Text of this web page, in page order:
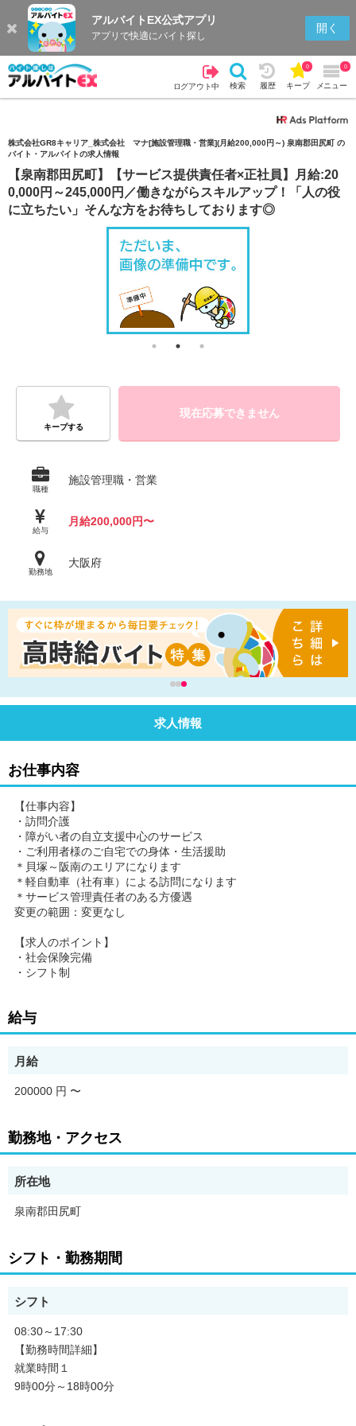
アルバイトEX公式アプリ
アプリで快適にバイト探し
開く
ログアウト中 検索 履歴 キープ
0
メニュー
0
検索 履歴
株式会社GR8キャリア_株式会社 マナ[施設管理職・営業](月給200,000円～) 泉南郡田尻町 の
バイト・アルバイトの求人情報
【泉南郡田尻町】【サービス提供責任者×正社員】月給:20
0,000円～245,000円／働きながらスキルアップ！「人の役
に立ちたい」そんな方をお待ちしております◎
キープする
現在応募できません
職種
施設管理職・営業
給与
月給200,000円〜
勤務地
大阪府
求人情報
お仕事内容
【仕事内容】
・訪問介護
・障がい者の自立支援中心のサービス
・ご利用者様のご自宅での身体・生活援助
＊貝塚～阪南のエリアになります
＊軽自動車（社有車）による訪問になります
＊サービス管理責任者のある方優遇
変更の範囲：変更なし
【求人のポイント】
・社会保険完備
・シフト制
給与
月給
200000 円 〜
勤務地・アクセス
所在地
泉南郡田尻町
シフト・勤務期間
シフト
08:30～17:30
【勤務時間詳細】
就業時間１
9時00分～18時00分